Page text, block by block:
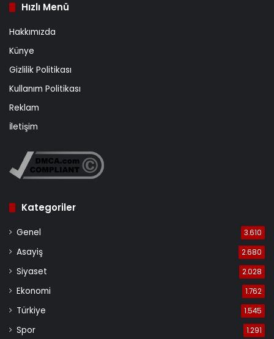
Hızlı Menü
Hakkımızda
Künye
Gizlilik Politikası
Kullanım Politikası
Reklam
İletişim
Kategoriler
Genel 3.610
Asayiş 2.680
Siyaset 2.028
Ekonomi 1.762
Türkiye 1.545
Spor 1.291